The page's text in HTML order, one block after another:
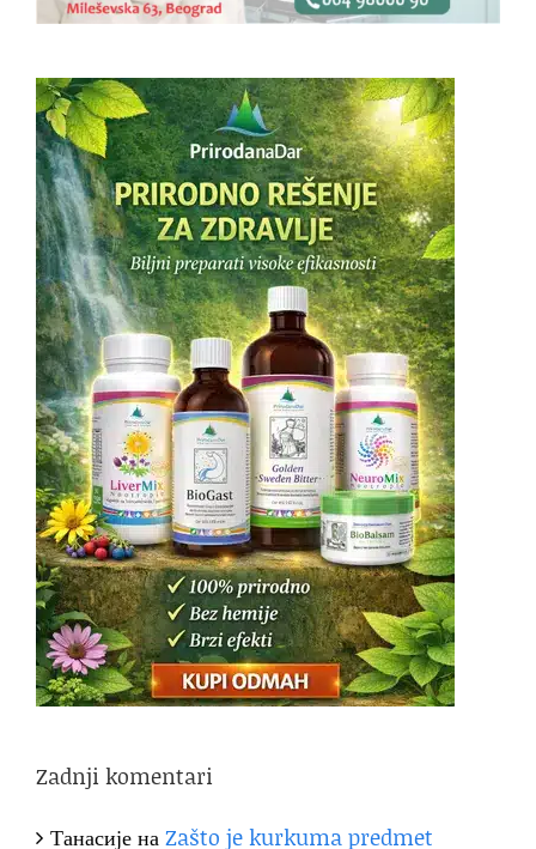
Zadnji komentari
ТанасијенаZašto je kurkuma predmet